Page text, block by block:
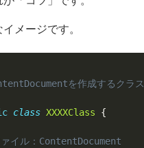
メージです。
を作成するクラス
class XXXXClass {
イル：ContentDocument